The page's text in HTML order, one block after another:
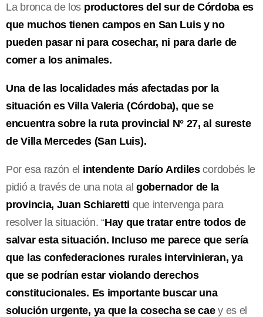
La bronca de los productores del sur de Córdoba es
que muchos tienen campos en San Luis y no
pueden pasar ni para cosechar, ni para darle de
comer a los animales.
Una de las localidades más afectadas por la
situación es Villa Valeria (Córdoba), que se
encuentra sobre la ruta provincial N° 27, al sureste
de Villa Mercedes (San Luis).
Por esa razón el intendente Darío Ardilescordobés le
pidió a través de una nota al gobernador de la
provincia, Juan Schiaretti que intervenga para
resolver la situación. “Hay que tratar entre todos de
salvar esta situación. Incluso me parece que sería
que las confederaciones rurales intervinieran, ya
que se podrían estar violando derechos
constitucionales. Es importante buscar una
solución urgente, ya que la cosecha se caey es el